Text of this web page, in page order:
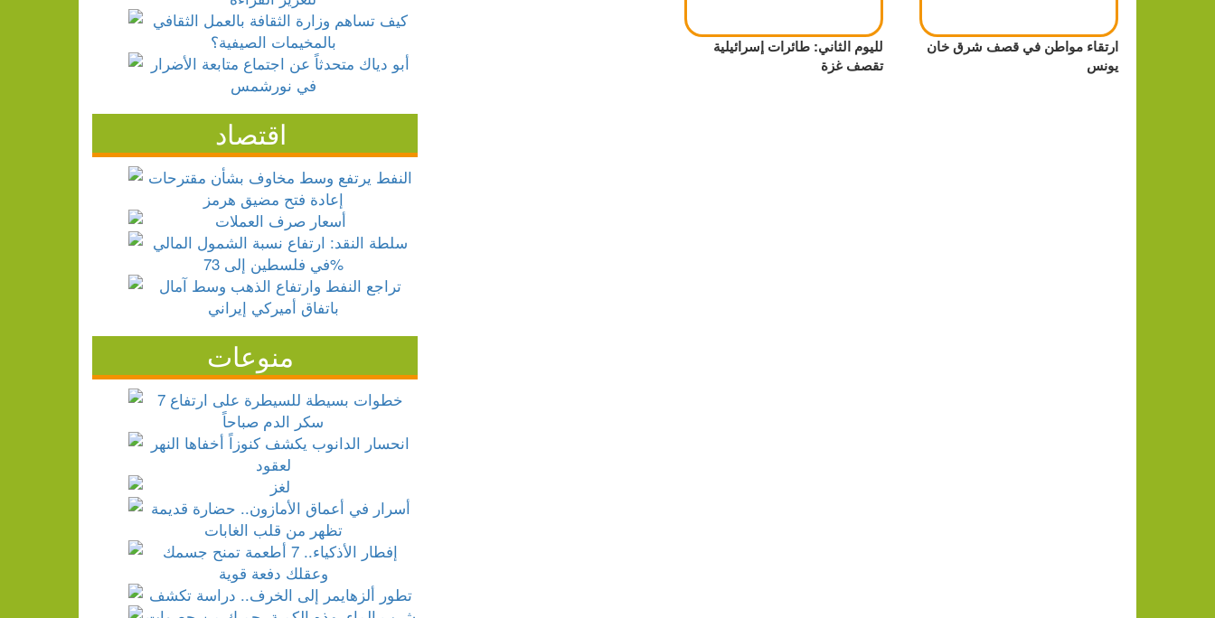
ارتقاء مواطن في قصف شرق خان
يونس
لليوم الثاني: طائرات إسرائيلية
تقصف غزة
اقتصاد
منوعات